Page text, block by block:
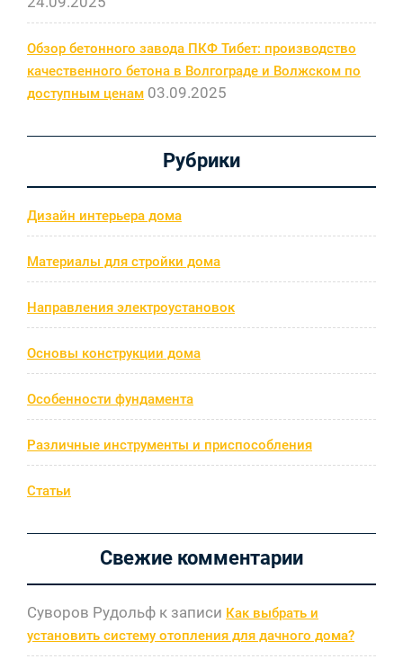
Обзор бетонного завода ПКФ Тибет: производство
качественного бетона в Волгограде и Волжском по
доступным ценам 03.09.2025
Рубрики
Дизайн интерьера дома
Материалы для стройки дома
Направления электроустановок
Основы конструкции дома
Особенности фундамента
Различные инструменты и приспособления
Статьи
Свежие комментарии
Суворов Рудольф к записи Как выбрать и
установить систему отопления для дачного дома?